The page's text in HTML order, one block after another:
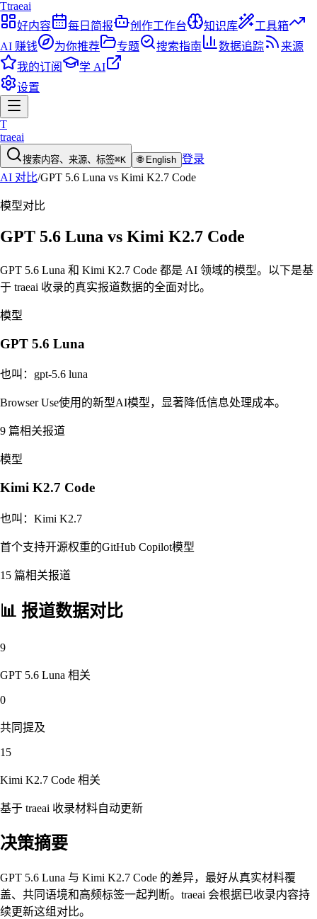
Ttraeai
好内容
每日简报 创作工作台 知识库
工具箱
AI 赚钱
为你推荐 专题 搜索指南 数据追踪
来源
我的订阅
学 AI
设置
T
traeai
搜索内容、来源、标签⌘K 🌐 English 登录
AI 对比/GPT 5.6 Luna vs Kimi K2.7 Code
模型对比
GPT 5.6 Luna vs Kimi K2.7 Code
GPT 5.6 Luna 和 Kimi K2.7 Code 都是 AI 领域的模型。以下是基
于 traeai 收录的真实报道数据的全面对比。
模型
GPT 5.6 Luna
也叫： gpt-5.6 luna
Browser Use使用的新型AI模型，显著降低信息处理成本。
9 篇相关报道
模型
Kimi K2.7 Code
也叫： Kimi K2.7
首个支持开源权重的GitHub Copilot模型
15 篇相关报道
📊 报道数据对比
9
GPT 5.6 Luna 相关
0
共同提及
15
Kimi K2.7 Code 相关
基于 traeai 收录材料自动更新
决策摘要
GPT 5.6 Luna 与 Kimi K2.7 Code 的差异，最好从真实材料覆
盖、共同语境和高频标签一起判断。traeai 会根据已收录内容持
续更新这组对比。